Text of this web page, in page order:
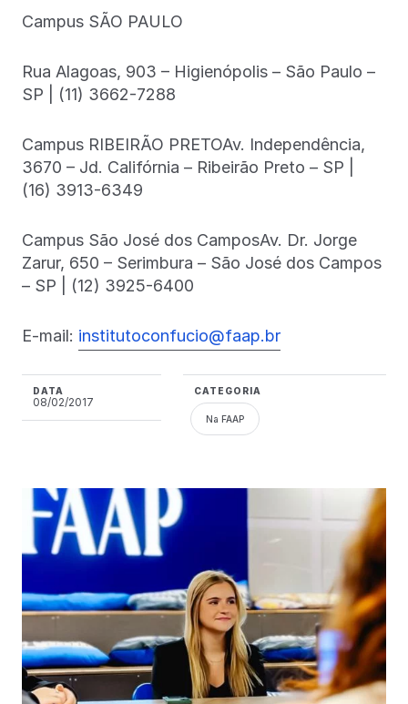
Campus SÃO PAULO
Rua Alagoas, 903 – Higienópolis – São Paulo –
SP | (11) 3662-7288
Campus RIBEIRÃO PRETOAv. Independência,
3670 – Jd. Califórnia – Ribeirão Preto – SP |
(16) 3913-6349
Campus São José dos CamposAv. Dr. Jorge
Zarur, 650 – Serimbura – São José dos Campos
– SP | (12) 3925-6400
E-mail: institutoconfucio@faap.br
DATA
08/02/2017
CATEGORIA
Na FAAP